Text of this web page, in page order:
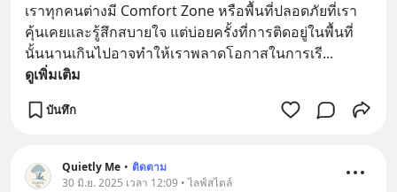
เราทุกคนต่างมี Comfort Zone หรือพื้นที่ปลอดภัยที่เรา
คุ้นเคยและรู้สึกสบายใจ แต่บ่อยครั้งที่การติดอยู่ในพื้นที่
นั้นนานเกินไปอาจทำให้เราพลาดโอกาสในการเรี...
ดูเพิ่มเติม
บันทึก
Quietly Me • ติดตาม
30 มิ.ย. 2025 เวลา 12:09 • ไลฟ์สไตล์